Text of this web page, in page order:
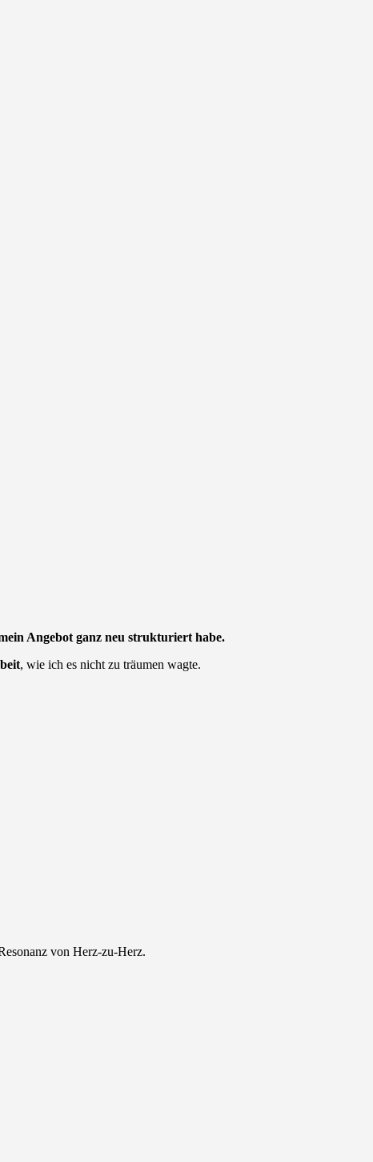
Angebot ganz neu strukturiert habe.
, wie ich es nicht zu träumen wagte.
von Herz-zu-Herz.